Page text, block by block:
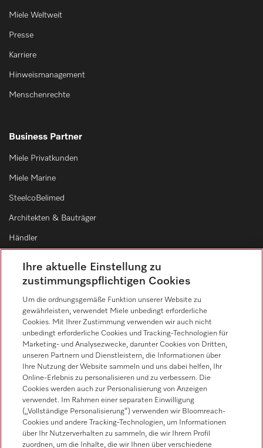
Miele Weltweit
Presse
Karriere
Hinweismanagement
Menschenrechte
Business Partner
Miele Privatkunden
Miele Marine
SteelcoBelimed
Architekten & Bauträger
Händler
Kontakt
Kontaktübersicht
Vertrieb
0471 666 319
Werkkundendienst
0471 666 319
Ihre aktuelle Einstellung zu
zustimmungspflichtigen Cookies
Um die ordnungsgemäße Funktion unserer Website zu
gewährleisten, verwendet Miele unbedingt erforderliche
Cookies. Mit Ihrer Zustimmung verwenden wir auch nicht
unbedingt erforderliche Cookies und Tracking-Technologien für
Marketing- und Analysezwecke, darunter Cookies von Dritten,
unseren Partnern und Dienstleistern, die Informationen über
Ihre Nutzung der Website sammeln und uns dabei helfen, Ihr
Online-Erlebnis zu personalisieren und zu verbessern. Die
Cookies werden auch zur Personalisierung von Anzeigen
verwendet. Im Rahmen einer separaten Einwilligung
(„Vollständige Personalisierung“) verwenden wir Bloomreach-
Cookies und andere Tracking-Technologien, um Informationen
über Ihr Nutzerverhalten zu sammeln, die wir Ihrem Profil
zuordnen, um die Inhalte, die wir Ihnen über verschiedene